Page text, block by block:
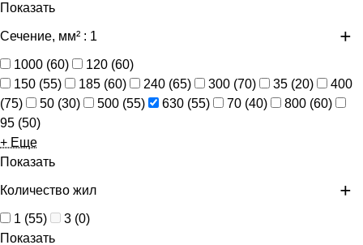
Показать
Сечение, мм² : 1
1000 (60) 120 (60)
150 (55) 185 (60) 240 (65) 300 (70) 35 (20)
400
(75) 50 (30) 500 (55) 630 (55) 70 (40) 800 (60)
95 (50)
+ Еще
Показать
Количество жил
1 (55) 3 (0)
Показать